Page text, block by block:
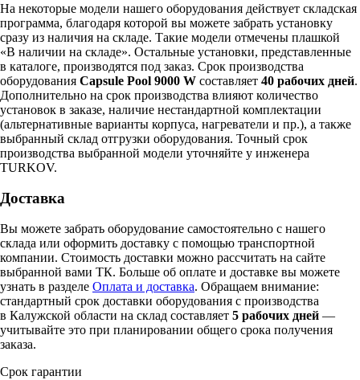
На некоторые модели нашего оборудования действует складская
программа, благодаря которой вы можете забрать установку
сразу из наличия на складе. Такие модели отмечены плашкой
«В наличии на складе». Остальные установки, представленные
в каталоге, производятся под заказ. Срок производства
оборудования Capsule Pool 9000 W составляет 40 рабочих дней.
Дополнительно на срок производства влияют количество
установок в заказе, наличие нестандартной комплектации
(альтернативные варианты корпуса, нагреватели и пр.), а также
выбранный склад отгрузки оборудования. Точный срок
производства выбранной модели уточняйте у инженера
TURKOV.
Доставка
Вы можете забрать оборудование самостоятельно с нашего
склада или оформить доставку с помощью транспортной
компании. Стоимость доставки можно рассчитать на сайте
выбранной вами ТК. Больше об оплате и доставке вы можете
узнать в разделе Оплата и доставка. Обращаем внимание:
стандартный срок доставки оборудования с производства
в Калужской области на склад составляет 5 рабочих дней —
учитывайте это при планировании общего срока получения
заказа.
Срок гарантии